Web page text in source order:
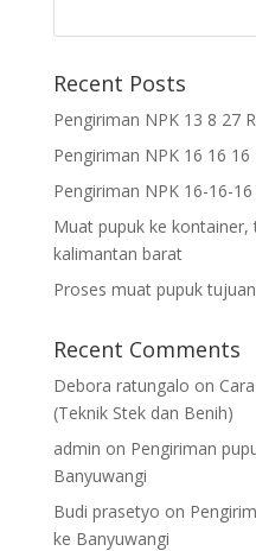
Recent Posts
Pengiriman NPK 13 8 27
Pengiriman NPK 16 16
Pengiriman NPK 16-16-
Muat pupuk ke kontainer,
kalimantan barat
Proses muat pupuk
Recent Comments
Debora ratungalo on
(Teknik Stek dan Benih)
admin on Pengiriman
Banyuwangi
Budi prasetyo on
ke Banyuwangi